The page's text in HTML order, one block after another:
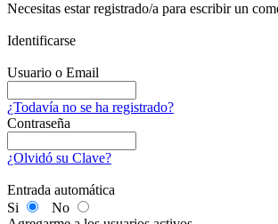
Necesitas estar registrado/a para escribir un
Identificarse
Usuario o Email
¿Todavía no se ha registrado?
Contraseña
¿Olvidó su Clave?
Entrada automática
Si
No